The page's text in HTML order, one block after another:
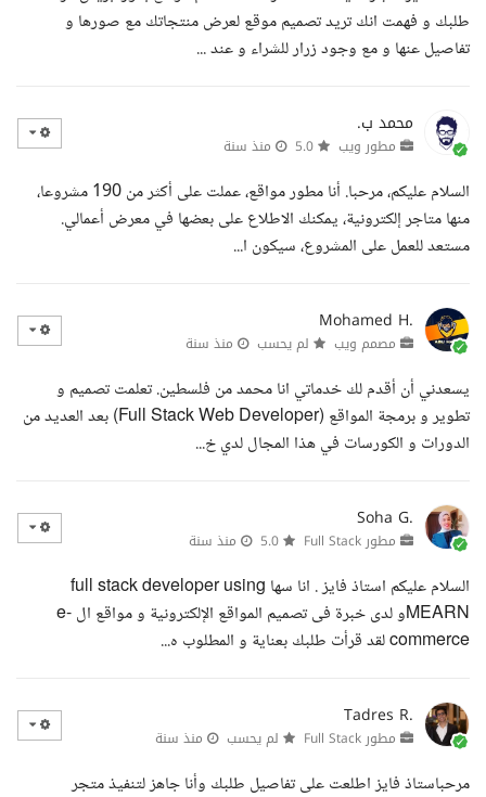
طلبك و فهمت انك تريد تصميم موقع لعرض منتجاتك مع صورها و
تفاصيل عنها و مع وجود زرار للشراء و عند ...
محمد ب.
مطور ويب منذ سنة
السلام عليكم، مرحبا. أنا مطور مواقع، عملت على أكثر من 190 مشروعا،
منها متاجر إلكترونية، يمكنك الاطلاع على بعضها في معرض أعمالي.
مستعد للعمل على المشروع، سيكون ا...
Mohamed H.
مصمم ويب لم يحسب منذ سنة
يسعدني أن أقدم لك خدماتي انا محمد من فلسطين. تعلمت تصميم و
تطوير و برمجة المواقع (Full Stack Web Developer) بعد العديد من
الدورات و الكورسات في هذا المجال لدي خ...
Soha G.
مطور Full Stack منذ سنة
السلام عليكم استاذ فايز . انا سها full stack developer using
MEARNو لدى خبرة فى تصميم المواقع الإلكترونية و مواقع ال e-
commerce لقد قرأت طلبك بعناية و المطلوب ه...
Tadres R.
مطور Full Stack لم يحسب منذ سنة
مرحباستاذ فايز اطلعت على تفاصيل طلبك وأنا جاهز لتنفيذ متجر